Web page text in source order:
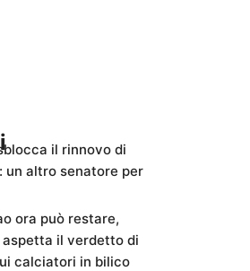
il rinnovo di
un altro senatore per
ora può restare,
aspetta il verdetto di
calciatori in bilico